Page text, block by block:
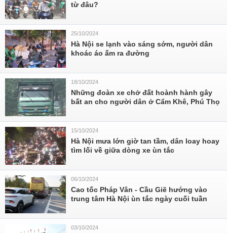
từ đâu?
25/10/2024
Hà Nội se lạnh vào sáng sớm, người dân
khoác áo ấm ra đường
18/10/2024
Những đoàn xe chở đất hoành hành gây
bất an cho người dân ở Cẩm Khê, Phú Thọ
15/10/2024
Hà Nội mưa lớn giờ tan tầm, dân loay hoay
tìm lối về giữa dòng xe ùn tắc
06/10/2024
Cao tốc Pháp Vân - Cầu Giẽ hướng vào
trung tâm Hà Nội ùn tắc ngày cuối tuần
03/10/2024